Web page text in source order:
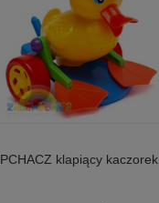
PCHACZ klapiący kaczorek